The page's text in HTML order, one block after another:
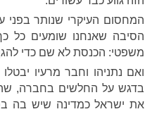
המחסום העיקרי שנותר
הסיבה שאנחנו שומעים כל
משפטי: הכנסת לא שם כדי
ואם נתניהו וחבר מרעיו
בדגש על החלשים בחברה,
את ישראל כמדינה שיש בה